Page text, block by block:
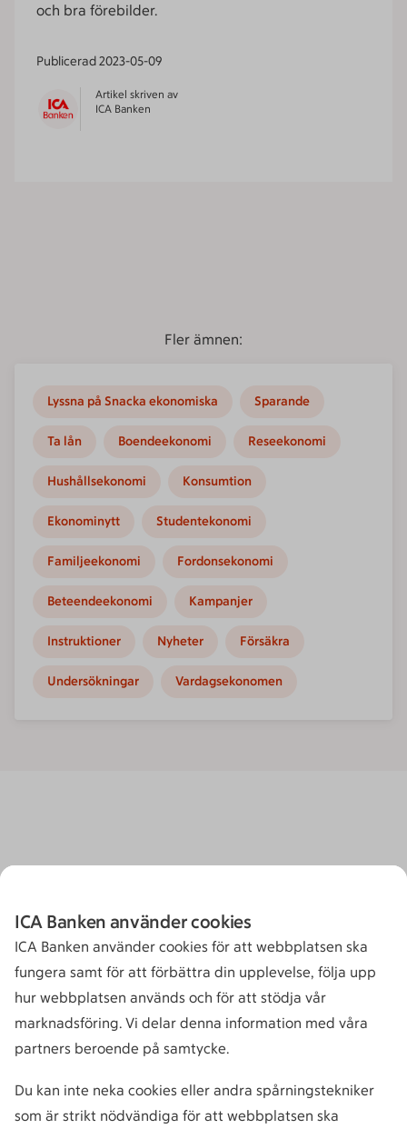
och bra förebilder.
Publicerad2023-05-09
Artikel skriven av
ICA Banken
Fler ämnen:
Lyssna på Snacka ekonomiska Sparande
Ta lån Boendeekonomi Reseekonomi
Hushållsekonomi Konsumtion
Ekonominytt Studentekonomi
Familjeekonomi Fordonsekonomi
Beteendeekonomi Kampanjer
Instruktioner Nyheter Försäkra
Undersökningar Vardagsekonomen
ICA Banken använder cookies
ICA Banken använder cookies för att webbplatsen ska
fungera samt för att förbättra din upplevelse, följa upp
hur webbplatsen används och för att stödja vår
marknadsföring. Vi delar denna information med våra
partners beroende på samtycke.
Du kan inte neka cookies eller andra spårningstekniker
som är strikt nödvändiga för att webbplatsen ska